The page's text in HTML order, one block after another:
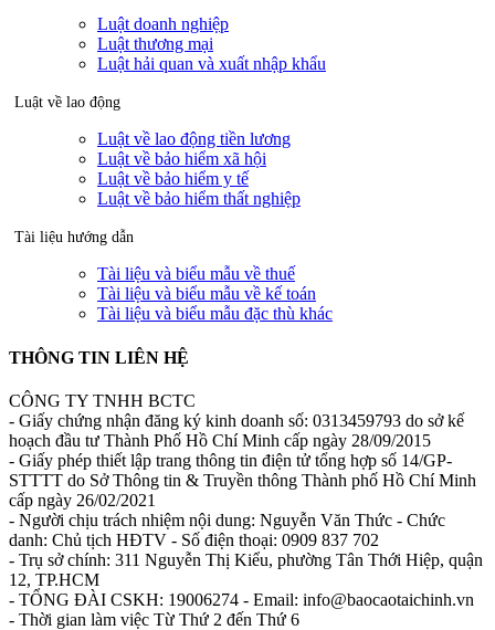
Luật doanh nghiệp
Luật thương mại
Luật hải quan và xuất nhập khẩu
Luật về lao động
Luật về lao động tiền lương
Luật về bảo hiểm xã hội
Luật về bảo hiểm y tế
Luật về bảo hiểm thất nghiệp
Tài liệu hướng dẫn
Tài liệu và biểu mẫu về thuế
Tài liệu và biểu mẫu về kế toán
Tài liệu và biểu mẫu đặc thù khác
THÔNG TIN LIÊN HỆ
CÔNG TY TNHH BCTC
- Giấy chứng nhận đăng ký kinh doanh số: 0313459793 do sở kế
hoạch đầu tư Thành Phố Hồ Chí Minh cấp ngày 28/09/2015
- Giấy phép thiết lập trang thông tin điện tử tổng hợp số 14/GP-
STTTT do Sở Thông tin & Truyền thông Thành phố Hồ Chí Minh
cấp ngày 26/02/2021
- Người chịu trách nhiệm nội dung: Nguyễn Văn Thức - Chức
danh: Chủ tịch HĐTV - Số điện thoại: 0909 837 702
- Trụ sở chính: 311 Nguyễn Thị Kiểu, phường Tân Thới Hiệp, quận
12, TP.HCM
- TỔNG ĐÀI CSKH: 19006274 - Email: info@baocaotaichinh.vn
- Thời gian làm việc Từ Thứ 2 đến Thứ 6